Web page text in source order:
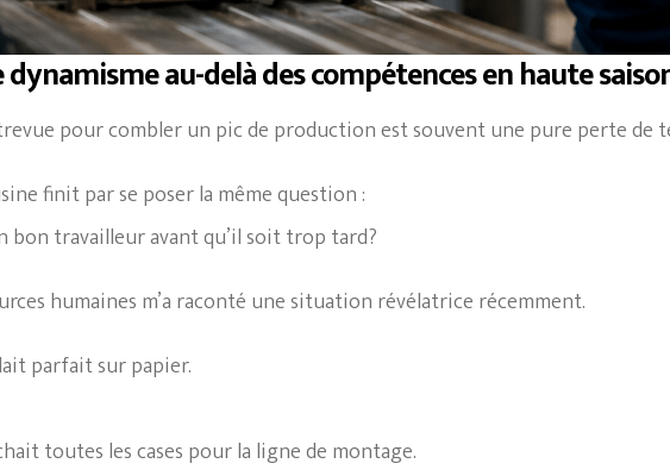
dynamisme au-delà des compétences en haute
pour combler un pic de production est souvent une pure perte de
finit par se poser la même question :
travailleur avant qu’il soit trop tard?
humaines m’a raconté une situation révélatrice récemment.
parfait sur papier.
toutes les cases pour la ligne de montage.